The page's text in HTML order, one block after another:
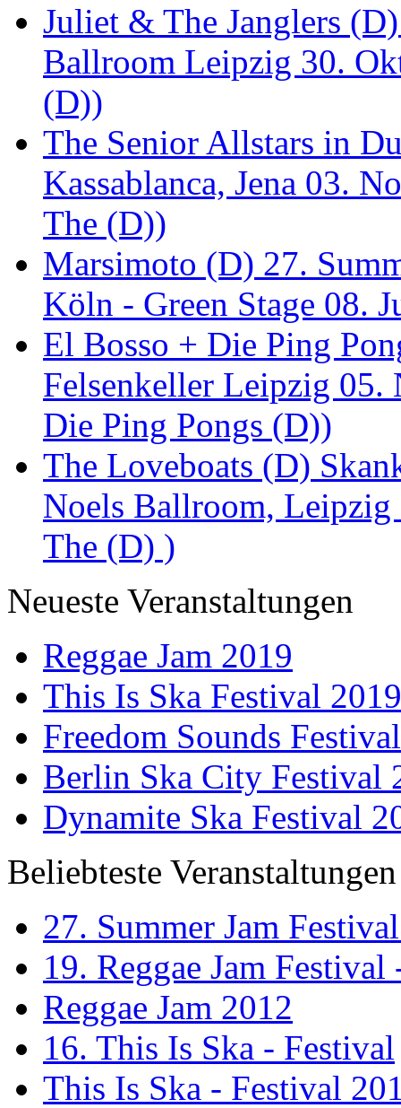
Juliet & The Janglers
Ballroom Leipzig 30.
(D))
The Senior Allstars in
Kassablanca, Jena 03.
The (D))
Marsimoto (D) 27.
Köln - Green Stage 08.
El Bosso + Die Ping
Felsenkeller Leipzig
Die Ping Pongs (D))
The Loveboats (D)
Noels Ballroom, Leipzig
The (D) )
Neueste Veranstaltungen
Reggae Jam 2019
This Is Ska Festival 2019
Freedom Sounds
Berlin Ska City Festival
Dynamite Ska Festival
Beliebteste Veranstaltungen
27. Summer Jam
19. Reggae Jam
Reggae Jam 2012
16. This Is Ska - Festival
This Is Ska - Festival